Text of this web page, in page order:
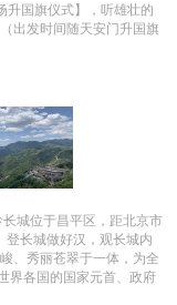
升国旗仪式】，听雄壮的
出发时间随天安门升国旗
城位于昌平区，距北京市
登长城做好汉，观长城内
、秀丽苍翠于一体，为全
界各国的国家元首、政府